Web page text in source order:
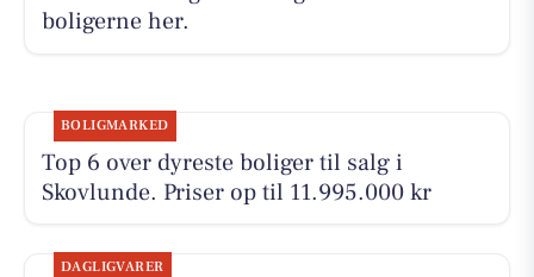
boligerne her.
BOLIGMARKED
Top 6 over dyreste boliger til salg i
Skovlunde. Priser op til 11.995.000 kr
DAGLIGVARER